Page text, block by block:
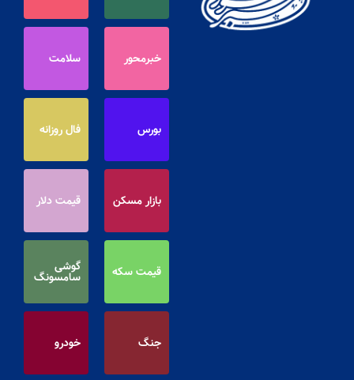
خبرمحور سلامت
بورس فال روزانه
بازار مسکن قیمت دلار
قیمت سکه گوشی
سامسونگ
جنگ خودرو